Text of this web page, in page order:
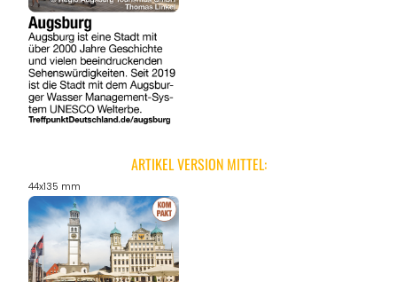
ARTIKEL VERSION MITTEL:
44x135 mm